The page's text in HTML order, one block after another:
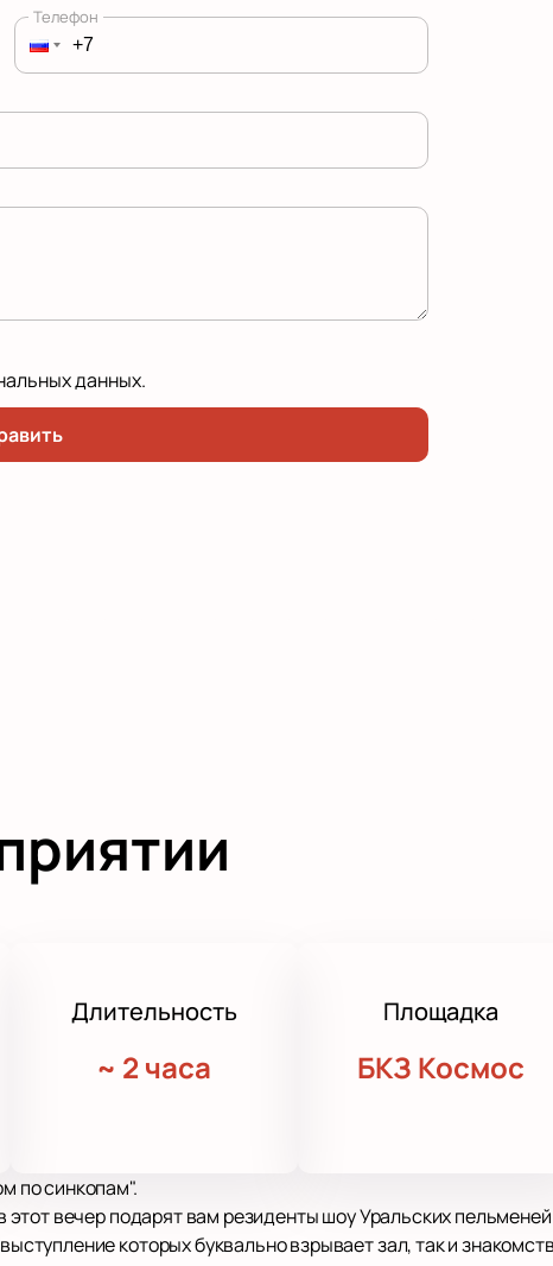
Телефон
данных.
Длительность
~ 2 часа
Площадка
БКЗ Космос
по синкопам".
вечер подарят вам резиденты шоу Уральских
которых буквально взрывает зал, так и